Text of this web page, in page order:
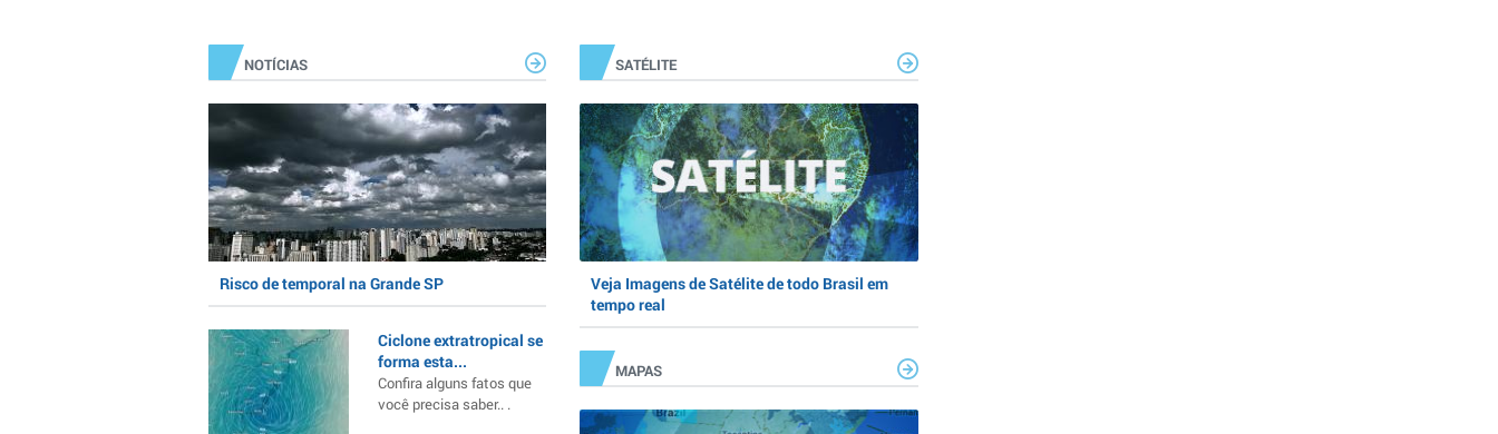
NOTÍCIAS
Risco de temporal na Grande SP
Ciclone extratropical se
forma esta...
Confira alguns fatos que
você precisa saber.. .
SATÉLITE
Veja Imagens de Satélite de todo Brasil em
tempo real
MAPAS